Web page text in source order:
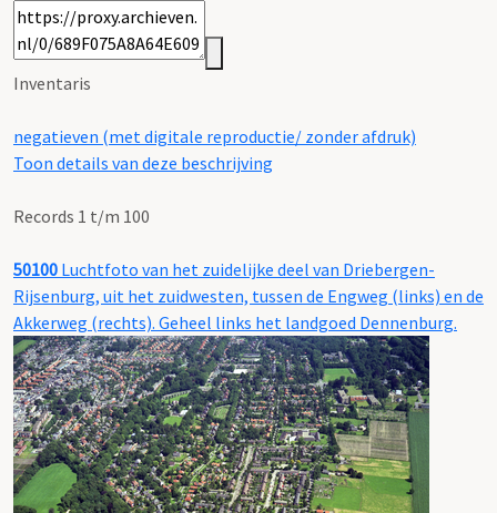
Inventaris
negatieven (met digitale reproductie/ zonder afdruk)
Toon details van deze beschrijving
Records 1 t/m 100
50100 Luchtfoto van het zuidelijke deel van Driebergen-
Rijsenburg, uit het zuidwesten, tussen de Engweg (links) en de
Akkerweg (rechts). Geheel links het landgoed Dennenburg.